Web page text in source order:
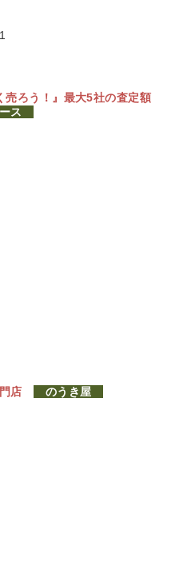
売ろう！』 最大5社の査定額
ース
門店 のうき屋